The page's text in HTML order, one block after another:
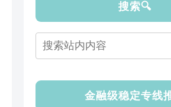
搜索🔍
金融级稳定专线